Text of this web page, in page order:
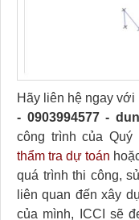
Hãy liên hệ ngay với
- 0903994577 -
công trình của
thẩm tra dự toán
quá trình thi công,
liên quan đến xây
của mình, ICCI sẽ